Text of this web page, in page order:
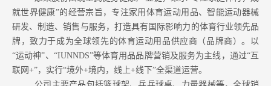
就世界健康”的经营宗旨，专注家用体育运动用品、智能运动器械
研发、制造、销售与服务，打造具有国际影响力的体育行业领先品
牌，致力于成为全球领先的体育运动用品供应商（品牌商）。以
“运动神”、“IUNNDS”等体育用品品牌营销及服务为主线，通过“互
联网+”，实行“境外+境内，线上+线下”全渠道运营。